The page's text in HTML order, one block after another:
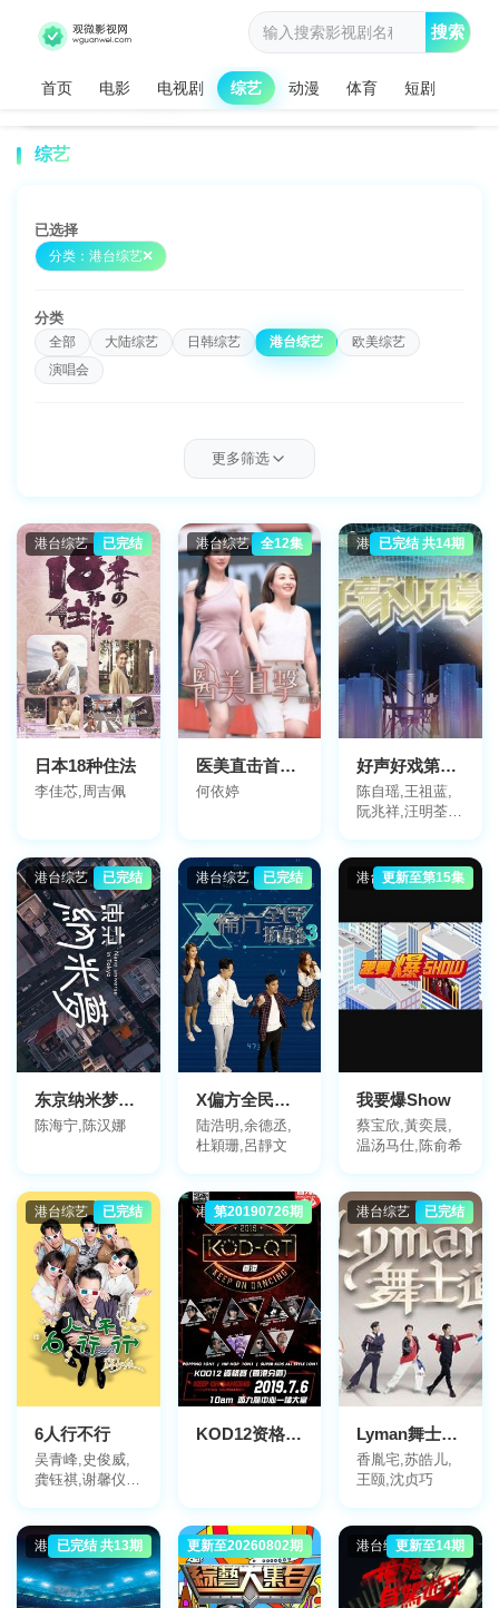
首页 电影 电视剧 综艺 动漫 体育 短剧
搜索
综艺
已选择
分类：港台综艺
分类
全部 大陆综艺 日韩综艺 港台综艺
欧美综艺
演唱会
地区
全部 大陆 香港 台湾 日本 韩国
美国
英国
法国 德国 其他
年份
全部 2026 2025 2024 2023 2022
2021
2020
2019 2018 2017 更早
更多筛选
港台综艺 已完结
日本18种住法
李佳芯,周吉佩
港台综艺 全12集
医美直击首尔篇
何依婷
港台综艺
已完结 共14期
好声好戏第二季
陈自瑶,王祖蓝,
阮兆祥,汪明荃,
港台综艺 已完结
东京纳米梦粤语
陈海宁,陈汉娜
港台综艺 已完结
X偏方全民拆解第三季
陆浩明,余德丞,
杜穎珊,呂靜文
港台综艺更新至第15集
我要爆Show
蔡宝欣,黃奕晨,
温汤马仕,陈俞希
港台综艺 已完结
6人行不行
吴青峰,史俊威,
龚钰祺,谢馨仪,
港台综艺
第20190726期
KOD12资格赛 香港分站赛
港台综艺 已完结
Lyman舞士道粤语
香胤宅,苏皓儿,
王颐,沈贞巧
港台综艺
已完结 共13期 港台综艺
更新至20260802期 港台综艺更新至14期